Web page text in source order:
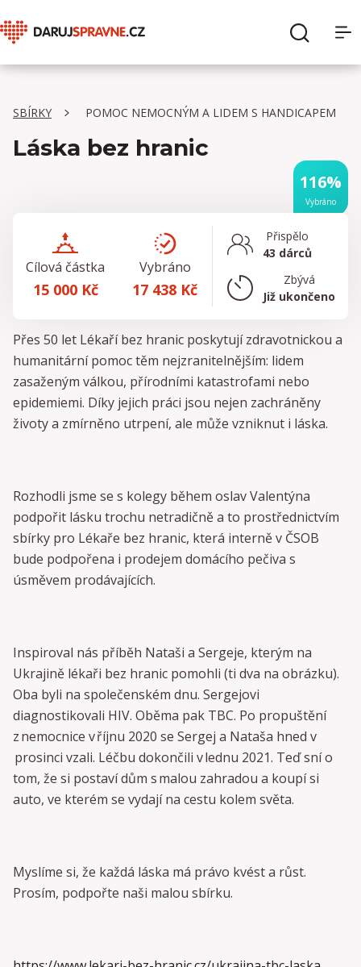
Sbírky
Pro organizace
SBÍRKY POMOC NEMOCNÝM A LIDEM S HANDICAPEM
Láska bez hranic
116%
Vybráno
Cílová částka
15 000 Kč
Vybráno
17 438 Kč
Přispělo
43 dárců
Zbývá
Již ukončeno
Přes 50 let Lékaří bez hranic poskytují zdravotnickou a
humanitární pomoc těm nejzranitelnějším: lidem
zasaženým válkou, přírodními katastrofami nebo
epidemiemi. Díky jejich práci jsou nejen zachráněny
životy a zmírněno utrpení, ale může vzniknut i láska.
Rozhodli jsme se s kolegy během oslav Valentýna
podpořit lásku trochu netradičně a to prostřednictvím
sbírky pro Lékaře bez hranic, která interně v ČSOB
bude podpořena i prodejem domácího pečiva s
úsměvem prodávajících.
Inspiroval nás příběh Nataši a Sergeje, kterým na
Ukrajině lékaři bez hranic pomohli (ti dva na obrázku).
Oba byli na společenském dnu. Sergejovi
diagnostikovali HIV. Oběma pak TBC. Po propuštění
z nemocnice v říjnu 2020 se Sergej a Nataša hned v
prosinci vzali. Léčbu dokončili v lednu 2021. Teď sní o
tom, že si postaví dům s malou zahradou a koupí si
auto, ve kterém se vydají na cestu kolem světa.
Myslíme si, že každá láska má právo kvést a růst.
Prosím, podpořte naši malou sbírku.